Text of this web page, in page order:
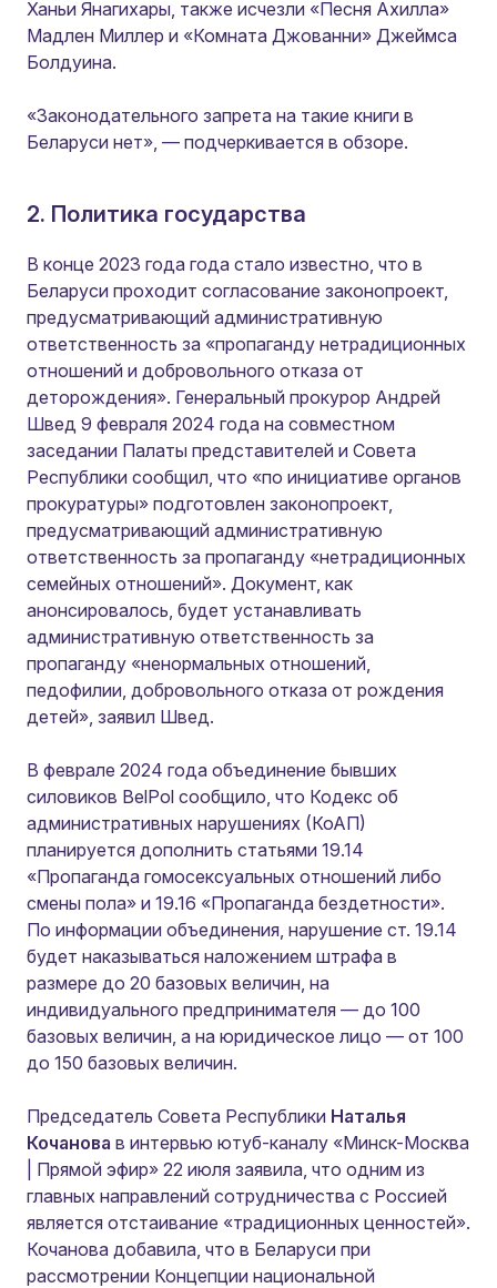
Ханьи Янагихары, также исчезли «Песня Ахилла»
Мадлен Миллер и «Комната Джованни» Джеймса
Болдуина.
«Законодательного запрета на такие книги в
Беларуси нет», — подчеркивается в обзоре.
2. Политика государства
В конце 2023 года года стало известно, что в
Беларуси проходит согласование законопроект,
предусматривающий административную
ответственность за «пропаганду нетрадиционных
отношений и добровольного отказа от
деторождения». Генеральный прокурор Андрей
Швед 9 февраля 2024 года на совместном
заседании Палаты представителей и Совета
Республики сообщил, что «по инициативе органов
прокуратуры» подготовлен законопроект,
предусматривающий административную
ответственность за пропаганду «нетрадиционных
семейных отношений». Документ, как
анонсировалось, будет устанавливать
административную ответственность за
пропаганду «ненормальных отношений,
педофилии, добровольного отказа от рождения
детей», заявил Швед.
В феврале 2024 года объединение бывших
силовиков BelPol сообщило, что Кодекс об
административных нарушениях (КоАП)
планируется дополнить статьями 19.14
«Пропаганда гомосексуальных отношений либо
смены пола» и 19.16 «Пропаганда бездетности».
По информации объединения, нарушение ст. 19.14
будет наказываться наложением штрафа в
размере до 20 базовых величин, на
индивидуального предпринимателя — до 100
базовых величин, а на юридическое лицо — от 100
до 150 базовых величин.
Председатель Совета Республики Наталья
Кочанова в интервью ютуб-каналу «Минск-Москва
| Прямой эфир» 22 июля заявила, что одним из
главных направлений сотрудничества с Россией
является отстаивание «традиционных ценностей».
Кочанова добавила, что в Беларуси при
рассмотрении Концепции национальной